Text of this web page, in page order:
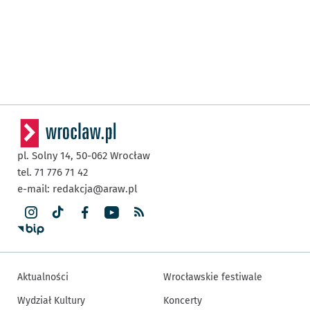
pl. Solny 14, 50-062 Wrocław
tel. 71 776 71 42
e-mail: redakcja@araw.pl
Aktualności
Wydział Kultury
Wrocławskie festiwale
Koncerty